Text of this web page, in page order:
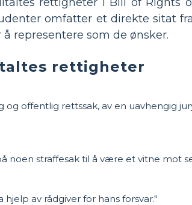
omfatter et direkte sitat
representere som de ønsker.
rettigheter
offentlig rettssak, av en uavhengig
straffesak til å være et vitne mot
av rådgiver for hans forsvar."